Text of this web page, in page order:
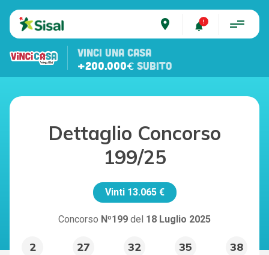
place
VINCI UNA CASA
+200.000€ SUBITO
Dettaglio Concorso
199/25
Vinti 13.065 €
Concorso Nº199 del 18 Luglio 2025
2 27 32 35 38